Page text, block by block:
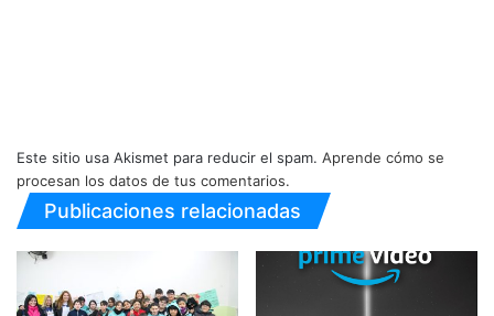
Este sitio usa Akismet para reducir el spam. Aprende cómo se
procesan los datos de tus comentarios.
Publicaciones relacionadas